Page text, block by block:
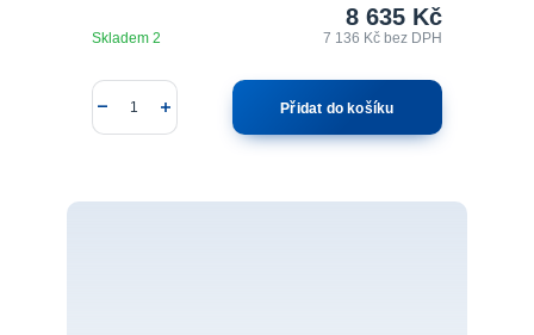
8 635 Kč
7 136 Kčbez DPH
Skladem 2
Přidat do košíku